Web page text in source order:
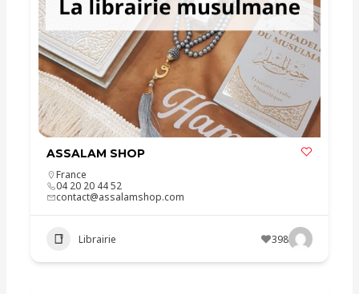
ASSALAM SHOP
France
04 20 20 44 52
contact@assalamshop.com
Librairie 398